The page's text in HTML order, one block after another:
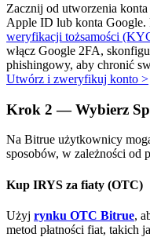
Naucz się stakingu
AI
Zacznij od utworzenia
Apple ID lub konta Google.
weryfikacji tożsamości
włącz Google 2FA,
phishingowy, aby chronić
Utwórz i zweryfikuj konto >
Krok 2 — Wybierz
Na Bitrue użytkownicy
sposobów, w zależności od
Kup IRYS za fiaty (OTC)
Użyj rynku OTC Bitrue,
metod płatności fiat, takich